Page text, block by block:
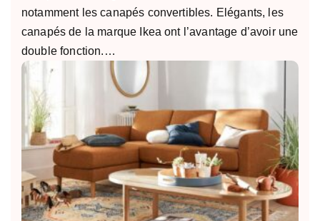
notamment les canapés convertibles. Elégants, les
canapés de la marque Ikea ont l’avantage d’avoir une
double fonction.…